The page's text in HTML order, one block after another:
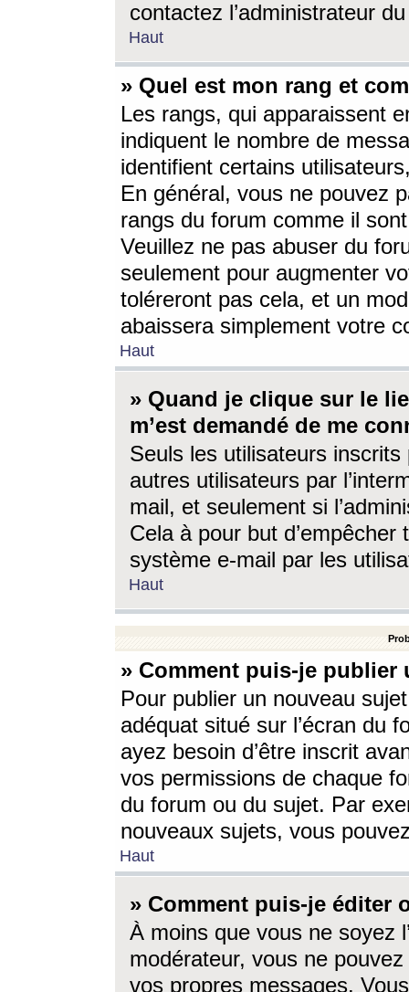
contactez l’administrateur
Haut
» Quel est mon rang et
Les rangs, qui apparaissent
indiquent le nombre de
identifient certains
En général, vous ne pouvez
rangs du forum comme il
Veuillez ne pas abuser du
seulement pour augmenter
toléreront pas cela, et un
abaissera simplement votre
Haut
» Quand je clique sur le
m’est demandé de me
Seuls les utilisateurs
autres utilisateurs par
mail, et seulement si
Cela à pour but
système e-mail par les
Haut
» Comment puis-je
Pour publier un nouveau
adéquat situé sur l’écran du
ayez besoin d’être inscrit
vos permissions de chaque
du forum ou du sujet. Par
nouveaux sujets, vous
Haut
» Comment puis-je éditer
À moins que vous ne soyez
modérateur, vous ne
vos propres messages.